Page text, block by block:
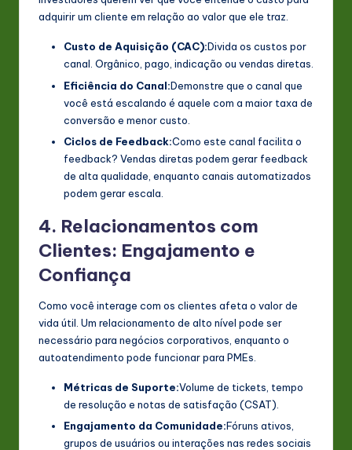
adquirir um cliente em relação ao valor que ele traz.
Custo de Aquisição (CAC):Divida os custos por
canal. Orgânico, pago, indicação ou vendas diretas.
Eficiência do Canal:Demonstre que o canal que
você está escalando é aquele com a maior taxa de
conversão e menor custo.
Ciclos de Feedback:Como este canal facilita o
feedback? Vendas diretas podem gerar feedback
de alta qualidade, enquanto canais automatizados
podem gerar escala.
4. Relacionamentos com
Clientes: Engajamento e
Confiança
Como você interage com os clientes afeta o valor de
vida útil. Um relacionamento de alto nível pode ser
necessário para negócios corporativos, enquanto o
autoatendimento pode funcionar para PMEs.
Métricas de Suporte:Volume de tickets, tempo
de resolução e notas de satisfação (CSAT).
Engajamento da Comunidade:Fóruns ativos,
grupos de usuários ou interações nas redes sociais